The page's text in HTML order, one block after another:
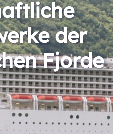
der
Fjorde